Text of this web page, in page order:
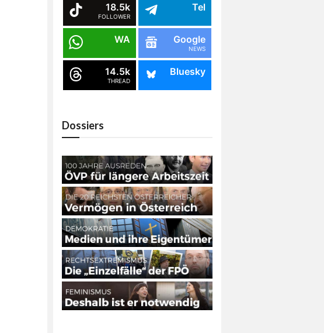
18.5k
FOLLOWER
Tel
WA Google
NEWS
14.5k
THREAD
Bluesky
Dossiers